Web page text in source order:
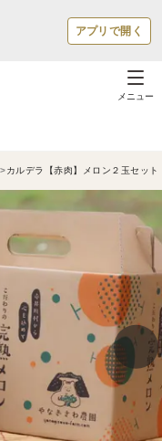
アプリで開く
メニュー
カルデラ【赤肉】メロン２玉セッ